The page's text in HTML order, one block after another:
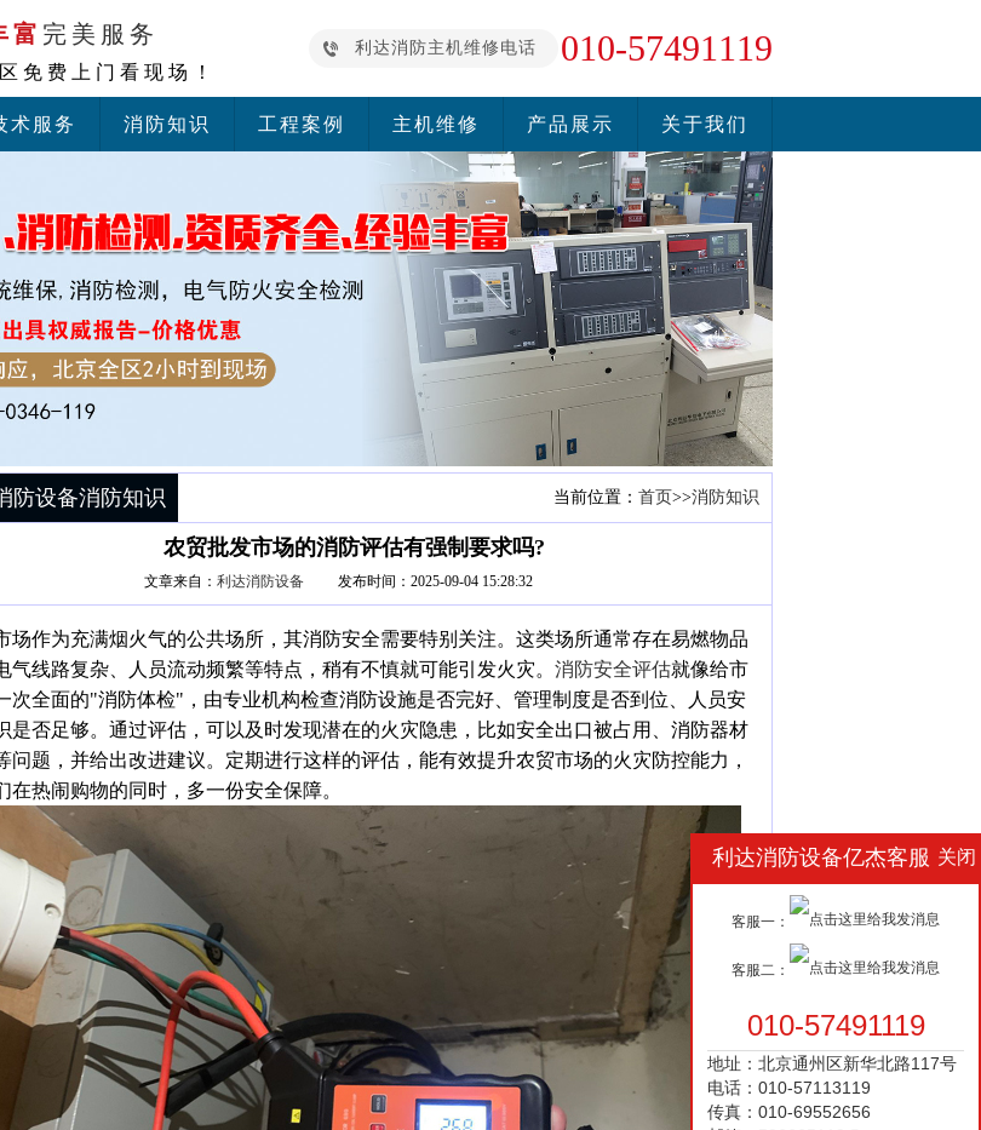
富 完美服务
免费上门看现场！
利达消防主机维修电话 010-57491119
术服务 消防知识 工程案例 主机维修 产品展示 关于我们
防设备消防知识 当前位置： 首页>>消防知识
农贸批发市场的消防评估有强制要求吗?
文章来自： 利达消防设备 发布时间：2025-09-04 15:28:32
场作为充满烟火气的公共场所，其消防安全需要特别关注。这类场所通常存在易燃物品
气线路复杂、人员流动频繁等特点，稍有不慎就可能引发火灾。 消防安全评估就像给市
次全面的"消防体检"，由专业机构检查消防设施是否完好、管理制度是否到位、人员安
是否足够。通过评估，可以及时发现潜在的火灾隐患，比如安全出口被占用、消防器材
问题，并给出改进建议。定期进行这样的评估，能有效提升农贸市场的火灾防控能力，
在热闹购物的同时，多一份安全保障。
利达消防设备亿杰客服 关闭
客服一：
客服二：
010-57491119
地址：北京通州区新华北路117号
电话：010-57113119
传真：010-69552656